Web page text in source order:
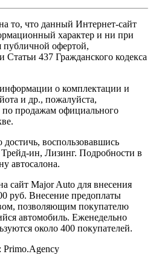
то, что данный Интернет-сайт
характер и ни при
публичной офертой,
437 Гражданского кодекса
о комплектации и
и др., пожалуйста,
продажам официального
воспользовавшись
ин, Лизинг. Подробности в
автосалона.
сайт Major Auto для внесения
руб. Внесение предоплаты
позволяющим покупателю
автомобиль. Еженедельно
около 400 покупателей.
Primo.Agency